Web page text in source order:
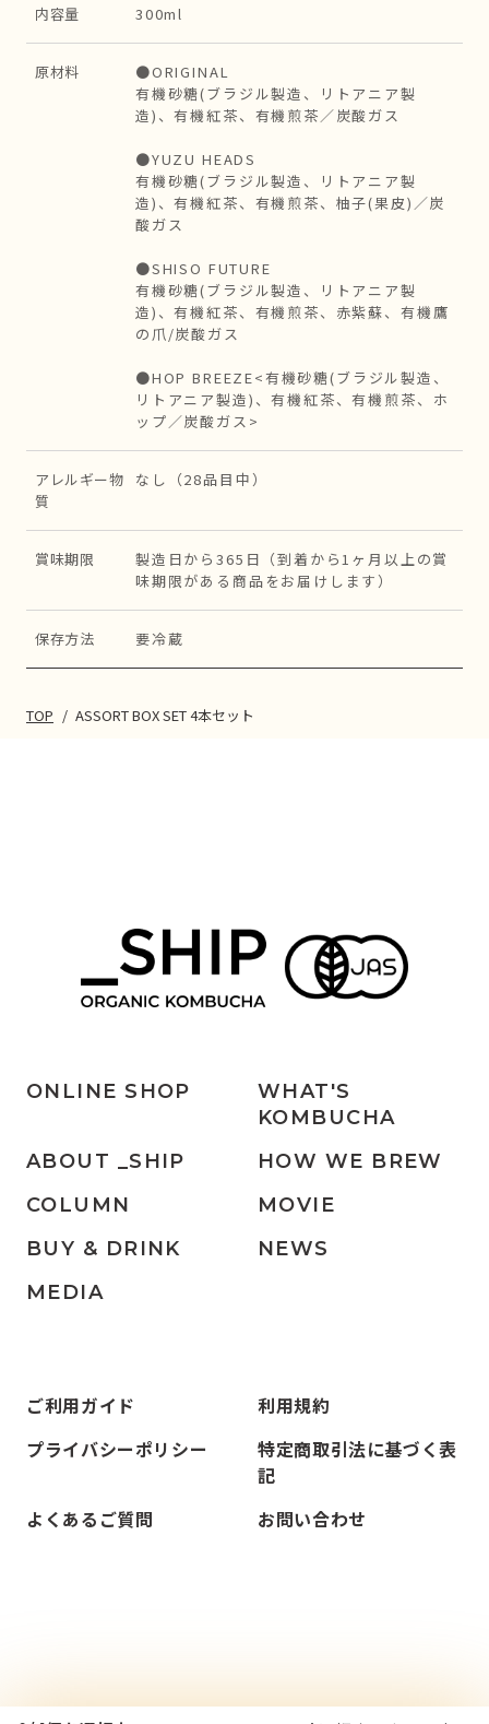
内容量 300ml
原材料
●ORIGINAL
有機砂糖(ブラジル製造、リトアニア製
造)、有機紅茶、有機煎茶／炭酸ガス
●YUZU HEADS
有機砂糖(ブラジル製造、リトアニア製
造)、有機紅茶、有機煎茶、柚子(果皮)／炭
酸ガス
●SHISO FUTURE
有機砂糖(ブラジル製造、リトアニア製
造)、有機紅茶、有機煎茶、赤紫蘇、有機鷹
の爪/炭酸ガス
●HOP BREEZE<有機砂糖(ブラジル製造、
リトアニア製造)、有機紅茶、有機煎茶、ホ
ップ／炭酸ガス>
アレルギー物
質
なし（28品目中）
賞味期限
製造日から365日（到着から1ヶ月以上の賞
味期限がある商品をお届けします）
保存方法 要冷蔵
TOP / ASSORT BOX SET 4本セット
ONLINE SHOP
WHAT'S
KOMBUCHA
ABOUT _SHIP
HOW WE BREW
COLUMN
MOVIE
BUY & DRINK
NEWS
MEDIA
ご利用ガイド
利用規約
プライバシーポリシー
特定商取引法に基づく表
記
よくあるご質問
お問い合わせ